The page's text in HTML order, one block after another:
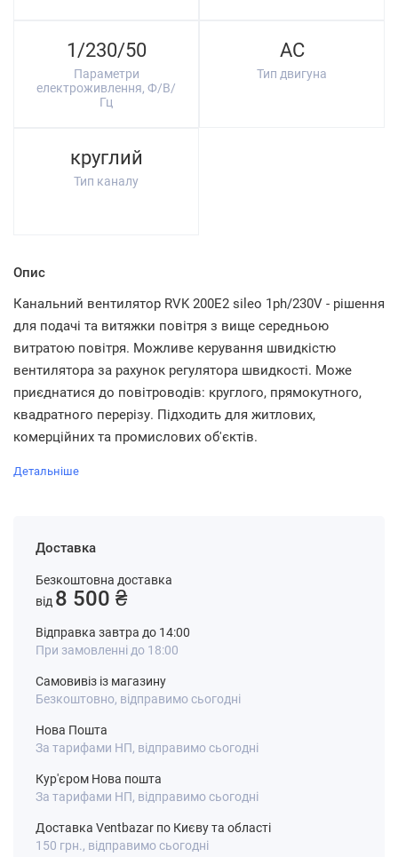
1/230/50
Параметри
електроживлення, Ф/В/
Гц
AC
Тип двигуна
круглий
Тип каналу
Опис
Канальний вентилятор RVK 200E2 sileo 1ph/230V - рішення
для подачі та витяжки повітря з вище середньою
витратою повітря. Можливе керування швидкістю
вентилятора за рахунок регулятора швидкості. Може
приєднатися до повітроводів: круглого, прямокутного,
квадратного перерізу. Підходить для житлових,
комерційних та промислових об'єктів.
Детальніше
Доставка
Безкоштовна доставка
від 8 500 ₴
Відправка завтра до 14:00
При замовленні до 18:00
Самовивіз із магазину
Безкоштовно, відправимо сьогодні
Нова Пошта
За тарифами НП, відправимо сьогодні
Кур'єром Нова пошта
За тарифами НП, відправимо сьогодні
Доставка Ventbazar по Києву та області
150 грн., відправимо сьогодні